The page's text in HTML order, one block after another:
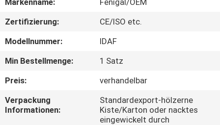
QUALITÄTSKONTROLLE
TRETEN
SIE
MIT
Markenname:
Fenigal/OEM
Zertifizierung:
CE/ISO etc.
Modellnummer:
IDAF
Min Bestellmenge:
1 Satz
Preis:
verhandelbar
Verpackung
Informationen:
Standardexport-hölzerne
Kiste/Karton oder nacktes
eingewickelt durch